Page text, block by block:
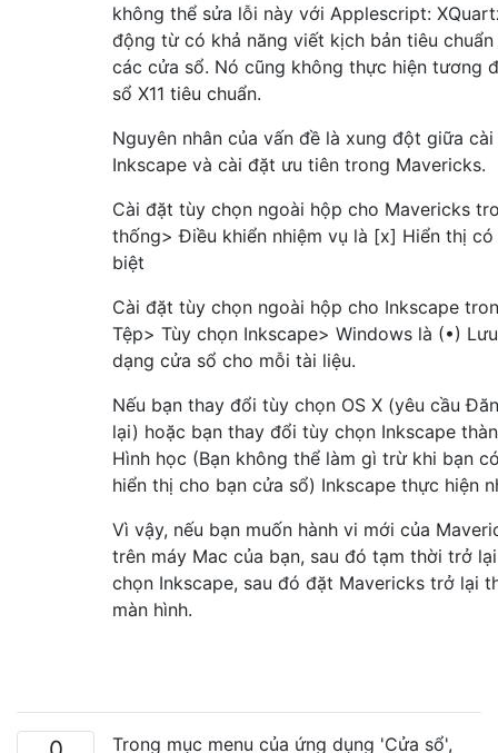
không thể sửa lỗi này với Applescript:
động từ có khả năng viết kịch bản tiêu
các cửa sổ. Nó cũng không thực hiện tương
sổ X11 tiêu chuẩn.
Nguyên nhân của vấn đề là xung đột giữa
Inkscape và cài đặt ưu tiên trong Mavericks.
Cài đặt tùy chọn ngoài hộp cho Mavericks
thống> Điều khiển nhiệm vụ là [x] Hiển thị
biệt
Cài đặt tùy chọn ngoài hộp cho Inkscape
Tệp> Tùy chọn Inkscape> Windows là (•)
dạng cửa sổ cho mỗi tài liệu.
Nếu bạn thay đổi tùy chọn OS X (yêu cầu
lại) hoặc bạn thay đổi tùy chọn Inkscape
Hình học (Bạn không thể làm gì trừ khi bạn
hiển thị cho bạn cửa sổ) Inkscape thực hiện
Vì vậy, nếu bạn muốn hành vi mới của
trên máy Mac của bạn, sau đó tạm thời trở
chọn Inkscape, sau đó đặt Mavericks trở lại
màn hình.
Trong mục menu của ứng dụng 'Cửa sổ',